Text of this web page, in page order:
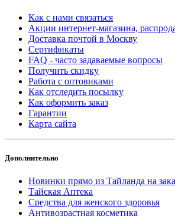
Как с нами связаться
Акции интернет-магазина,
Доставка почтой в Москву
Сертификаты
FAQ - часто задаваемые вопросы
Получить скидку
Работа с оптовиками
Как отследить посылку
Как оформить заказ
Гарантии
Карта сайта
Дополнительно
Новинки прямо из Тайланда на
Тайская Аптека
Средства для женского здоровья
Антивозрастная косметика